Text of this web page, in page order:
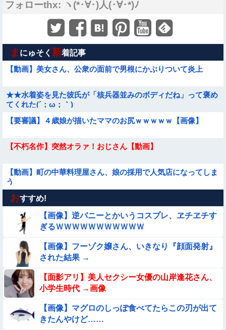
フォローthx: ヽ(*･∀･)人(･∀･*)ﾉ
ま にゅそく 新着記事
【動画】美女さん、公衆の面前で男根にかぶりついて炎上
★★水着姿を見た彼氏が「核兵器並みのボディだね」って褒め
てくれた(´；ω；｀)
【要審議】４歳娘が描いたママのお尻ｗｗｗｗｗ【画像】
【不朽名作】突然オラァ！おじさん【動画】
【動画】町の中華料理屋さん、娘の採用で人気店になってしま
う
【動画あり】ボーイッシュ美少女「どうしたん？おっぱい揉
む？❤」
【悲報】昭和世代さん、「1時間弱」は1時間に満たない、「1
時間強」は1時間＋αだと思ってる😭
【動画】スペインのJK、レベチｗｗｗｗｗｗｗｗｗｗ
【画像】こういう『横乳』が見える服装ｗｗｗｗｗｗｗｗｗｗ
ｗｗ
ｗｗｗｗｗ
おすすめ!
【画像】逆バニーとかいうコスプレ、ヱチヱチす
ぎるＷＷＷＷＷＷＷＷＷＷＷ
【画像】フーゾク嬢さん、いきなり『顔面発射』
された結果 →
【面影アリ】美人セクシー女優の山岸逢花さん、
小学生時代 →画像
【画像】マグロのしっぽ食べてたらこの刃が出て
きたんやけど……